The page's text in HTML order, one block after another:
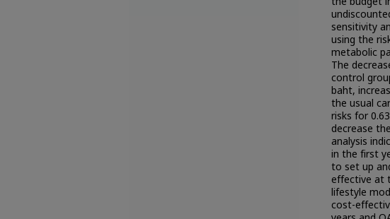
sensitivity
using the
metabolic
The
control
baht,
the usual
risks for
decrease
analysis
in the first
to set up
effective at
lifestyle
cost-